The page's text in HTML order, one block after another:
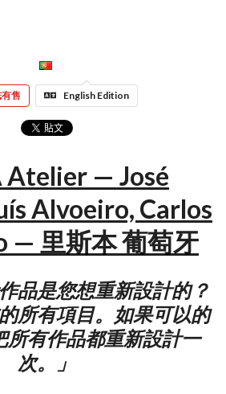
售 English Edition
Atelier — José
Alvoeiro, Carlos
— 里斯本 葡萄牙
品是您想重新設計的？
所有項目。如果可以的
所有作品都重新設計一
次。」